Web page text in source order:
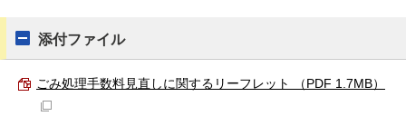
添付ファイル
ごみ処理手数料見直しに関するリーフレット （PDF 1.7MB）